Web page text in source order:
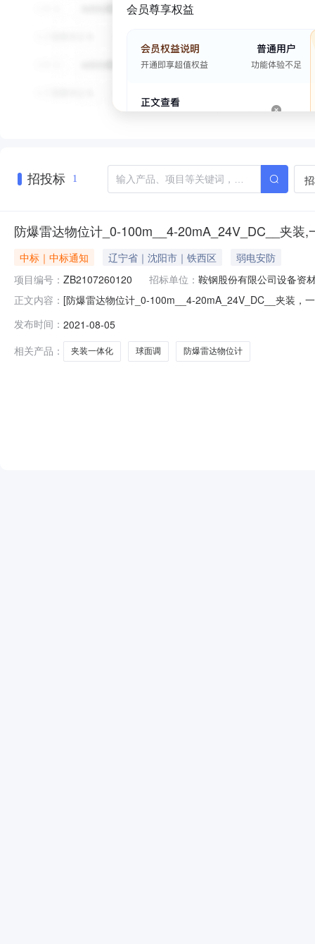
会员尊享权益
招投标 1
防爆雷达物位计_0-100m__4-20mA_24V_DC__夹
中标｜中标通知 辽宁省｜沈阳市｜铁西区
弱电安防
项目编号： ZB2107260120 招标单位： 鞍钢股份有限公司设备资
正文内容： [防爆雷达物位计_0-100m__4-20mA_24V_DC__夹装，
等项目负责人成交单位单位名称成交总金额（元）科隆
发布时间： 2021-08-05
相关产品：
夹装一体化 球面调 防爆雷达物位计